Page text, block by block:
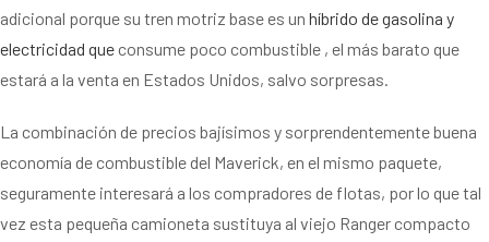
adicional porque su tren motriz base es un híbrido de gasolina y
electricidad que consume poco combustible , el más barato que
estará a la venta en Estados Unidos, salvo sorpresas.
La combinación de precios bajísimos y sorprendentemente buena
economía de combustible del Maverick, en el mismo paquete,
seguramente interesará a los compradores de flotas, por lo que tal
vez esta pequeña camioneta sustituya al viejo Ranger compacto